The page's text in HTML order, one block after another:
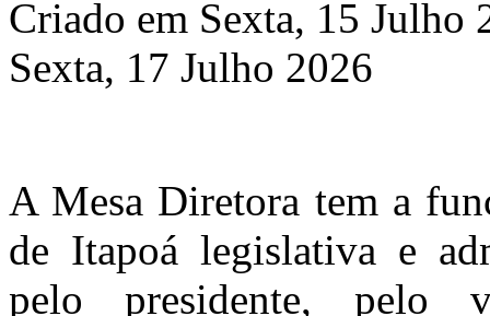
Criado em Sexta, 15 Julho
Sexta, 17 Julho 2026
A Mesa Diretora tem a
de Itapoá legislativa e
pelo presidente, pelo